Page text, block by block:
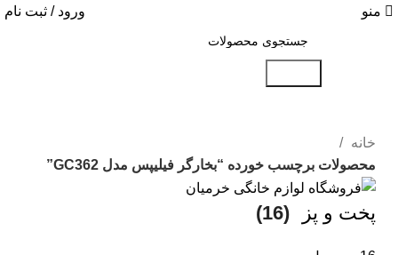
منو ورود / ثبت نام
خانه
محصولات برچسب خورده “بخارگر فیلیپس مدل GC362”
پخت و پز (16)